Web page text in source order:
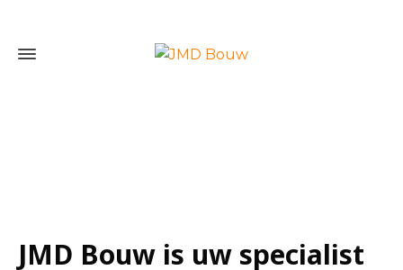
JMD Bouw is uw specialist